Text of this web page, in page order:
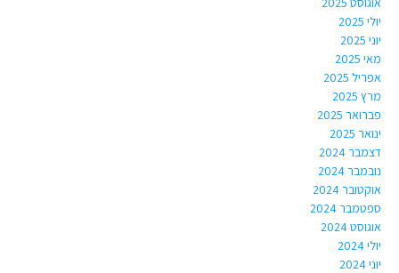
יולי 2025
יוני 2025
מאי 2025
אפריל 2025
מרץ 2025
פברואר 2025
ינואר 2025
דצמבר 2024
נובמבר 2024
אוקטובר 2024
ספטמבר 2024
אוגוסט 2024
יולי 2024
יוני 2024